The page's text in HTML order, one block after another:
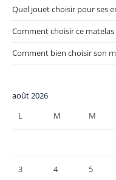
Quel jouet choisir pour ses
Comment choisir ce
Comment bien choisir son
août 2026
L
M M
3 4 5